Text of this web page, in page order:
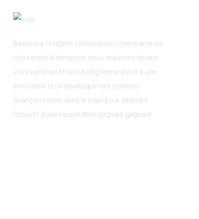
Basée sur l'intégrité, l'innovation comme âme est
notre esprit d'entreprise, nous espérons devenir
votre partenaire fiable à long terme grâce à une
innovation et un développement continus.
Avançons main dans la main pour atteindre
l’objectif d’une coopération gagnant-gagnant.